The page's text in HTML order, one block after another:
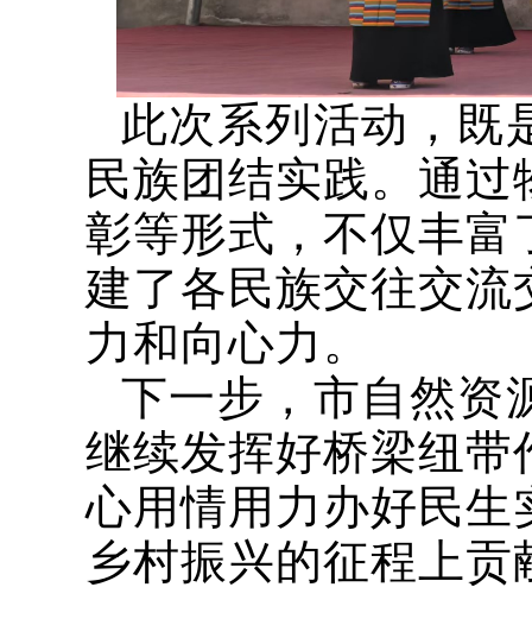
此次系列活动，既
民族团结实践。通
彰等形式，不仅丰
建了各民族交往交
力和向心力。
下一步，市自然资
继续发挥好桥梁纽
心用情用力办好民
乡村振兴的征程上贡